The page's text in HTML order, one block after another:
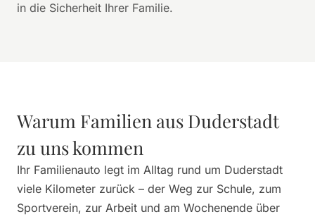
in die Sicherheit Ihrer Familie.
Warum Familien aus Duderstadt
zu uns kommen
Ihr Familienauto legt im Alltag rund um Duderstadt
viele Kilometer zurück – der Weg zur Schule, zum
Sportverein, zur Arbeit und am Wochenende über